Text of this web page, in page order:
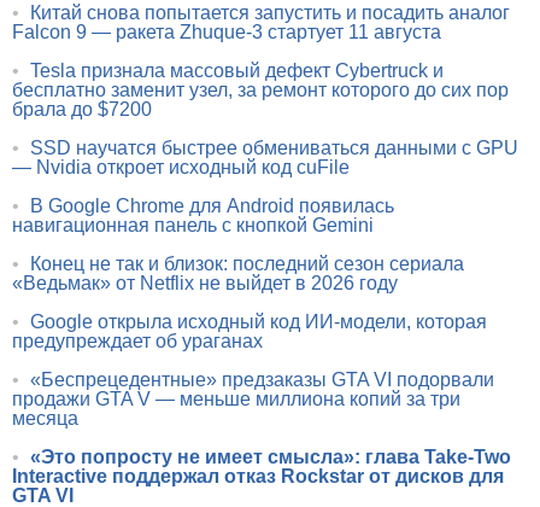
•
Китай снова попытается запустить и посадить аналог
Falcon 9 — ракета Zhuque-3 стартует 11 августа
• Tesla признала массовый дефект Cybertruck и
бесплатно заменит узел, за ремонт которого до сих пор
брала до $7200
•
SSD научатся быстрее обмениваться данными с GPU
— Nvidia откроет исходный код cuFile
•
В Google Chrome для Android появилась
навигационная панель с кнопкой Gemini
•
Конец не так и близок: последний сезон сериала
«Ведьмак» от Netflix не выйдет в 2026 году
• Google открыла исходный код ИИ-модели, которая
предупреждает об ураганах
• «Беспрецедентные» предзаказы GTA VI подорвали
продажи GTA V — меньше миллиона копий за три
месяца
• «Это попросту не имеет смысла»: глава Take-Two
Interactive поддержал отказ Rockstar от дисков для
GTA VI